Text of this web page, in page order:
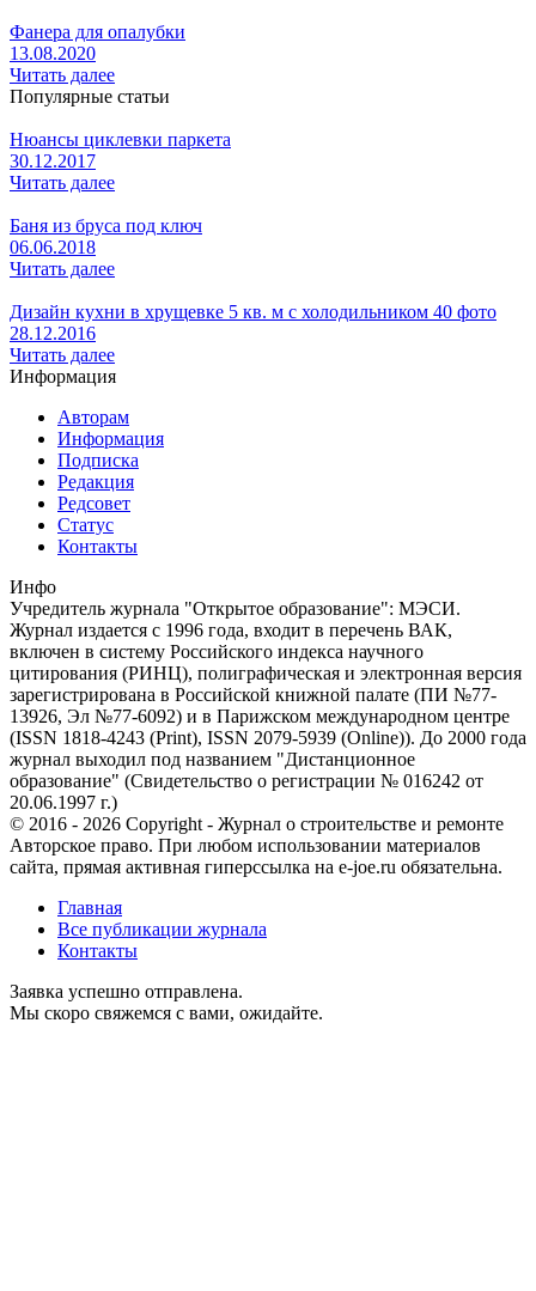
Фанера для опалубки
13.08.2020
Читать далее
Популярные статьи
Нюансы циклевки паркета
30.12.2017
Читать далее
Баня из бруса под ключ
06.06.2018
Читать далее
Дизайн кухни в хрущевке 5 кв. м с холодильником 40 фото
28.12.2016
Читать далее
Информация
Авторам
Информация
Подписка
Редакция
Редсовет
Статус
Контакты
Инфо
Учредитель журнала "Открытое образование": МЭСИ.
Журнал издается с 1996 года, входит в перечень ВАК,
включен в систему Российского индекса научного
цитирования (РИНЦ), полиграфическая и электронная версия
зарегистрирована в Российской книжной палате (ПИ №77-
13926, Эл №77-6092) и в Парижском международном центре
(ISSN 1818-4243 (Print), ISSN 2079-5939 (Online)). До 2000 года
журнал выходил под названием "Дистанционное
образование" (Свидетельство о регистрации № 016242 от
20.06.1997 г.)
© 2016 - 2026 Copyright - Журнал о строительстве и ремонте
Авторское право. При любом использовании материалов
сайта, прямая активная гиперссылка на e-joe.ru обязательна.
Главная
Все публикации журнала
Контакты
Заявка успешно отправлена.
Мы скоро свяжемся с вами, ожидайте.